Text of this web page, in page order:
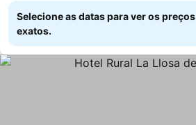
Selecione as datas para ver os preços
exatos.